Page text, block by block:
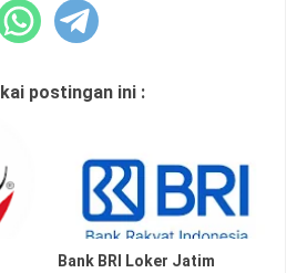
postingan ini :
Bank BRI Loker Jatim